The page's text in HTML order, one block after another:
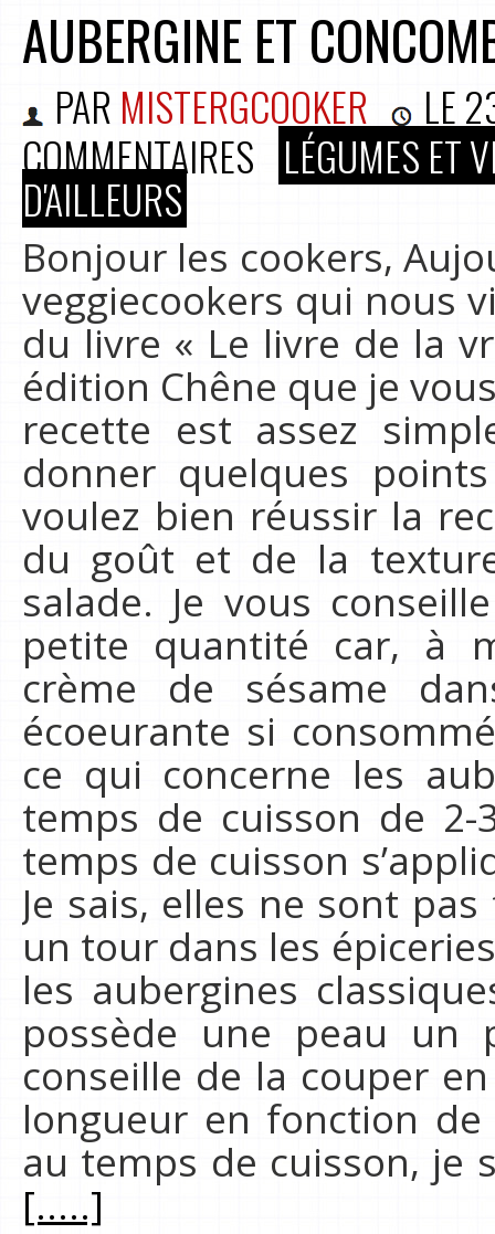
AUBERGINE ET
PAR MISTERGCOOKER LE
COMMENTAIRES LÉGUMES ET
D'AILLEURS
Bonjour les cookers,
veggiecookers qui nous
du livre « Le livre de la
édition Chêne que je
recette est assez
donner quelques
voulez bien réussir la
du goût et de la
salade. Je vous
petite quantité car, à
crème de sésame
écoeurante si
ce qui concerne les
temps de cuisson de
temps de cuisson
Je sais, elles ne sont
un tour dans les
les aubergines
possède une peau un
conseille de la couper
longueur en fonction
au temps de cuisson, je
[.....]